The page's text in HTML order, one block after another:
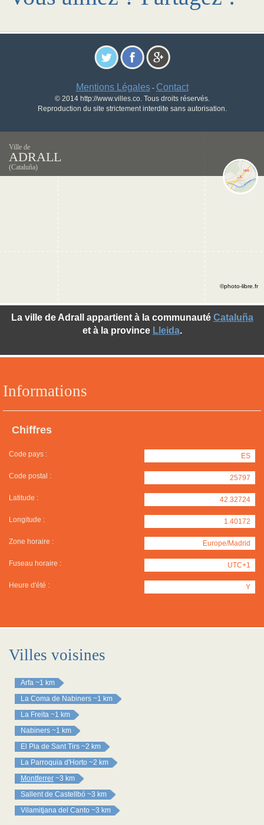
Mentions Légales- Contact
© 2014 http://www.villes.co. Tous droits réservés.
Reproduction du site strictement interdite sans autorisation.
Ville de
ADRALL
(Cataluña)
Informations
Chiffres
Code pays : ES
Code postal : 25797
Latitude : 42.32724
Longitude : 1.40172
Zone horaire : Europe/Madrid
Fuseau horaire : UTC+1
Heure d'été : Y
La ville de Adrall appartient à la communauté Cataluña
et à la province Lleida.
©photo-libre.fr
Villes voisines
Arfa ~1 km
La Coma de Nabiners ~1 km
La Freita ~1 km
Nabiners ~1 km
El Pla de Sant Tirs ~2 km
La Parroquia d'Horto ~2 km
Montferrer ~3 km
Sallent de Castellbó ~3 km
Vilamitjana del Canto ~3 km